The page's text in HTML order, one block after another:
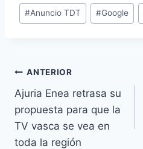
E
t
u
e
t
a
s
#Anuncio TDT #Google
Navegación
de
entradas
ANTERIOR
Ajuria Enea retrasa su
propuesta para que la
TV vasca se vea en
toda la región